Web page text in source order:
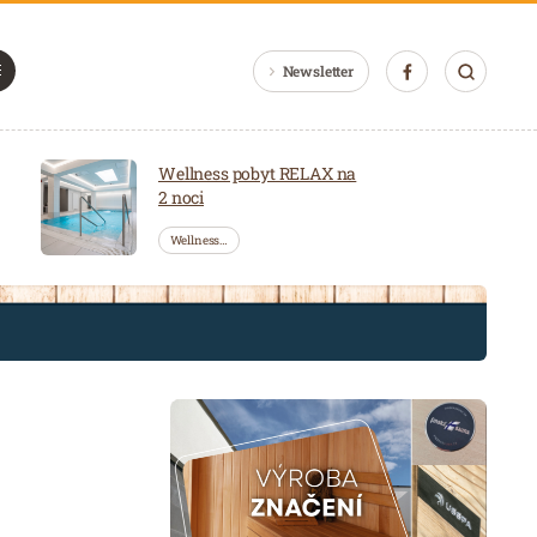
Newsletter
Wellness pobyt RELAX na
2 noci
Wellness…